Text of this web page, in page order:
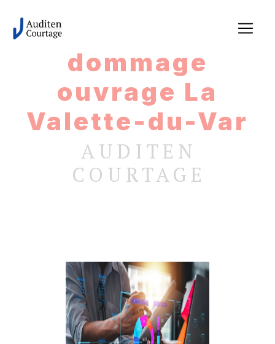
dommage
ouvrage La
Valette-du-Var
AUDITEN
COURTAGE